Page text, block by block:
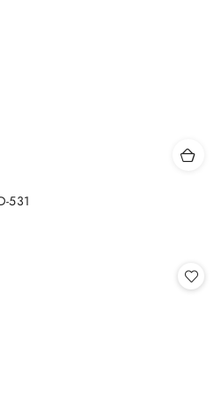
531